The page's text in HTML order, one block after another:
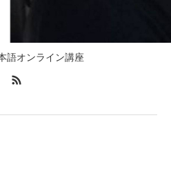
語オンライン講座